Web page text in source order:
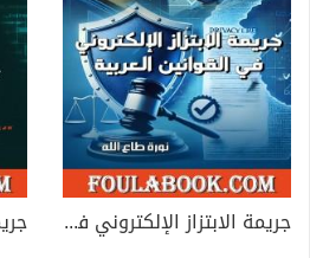
جريمة الابتزاز الإلكتروني في القوانين العربية